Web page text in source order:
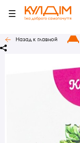
Назад к главной